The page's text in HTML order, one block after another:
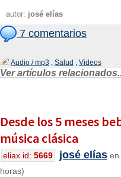
autor: josé elías
7 comentarios
Audio / mp3 , Salud , Videos
Ver artículos
Desde los 5 meses
música clásica
eliax id: 5669 josé elías en
horas)